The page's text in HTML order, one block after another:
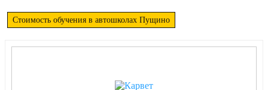
Стоимость обучения в автошколах Пущино